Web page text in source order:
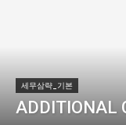
세무삼략_기본
ADDITIONAL